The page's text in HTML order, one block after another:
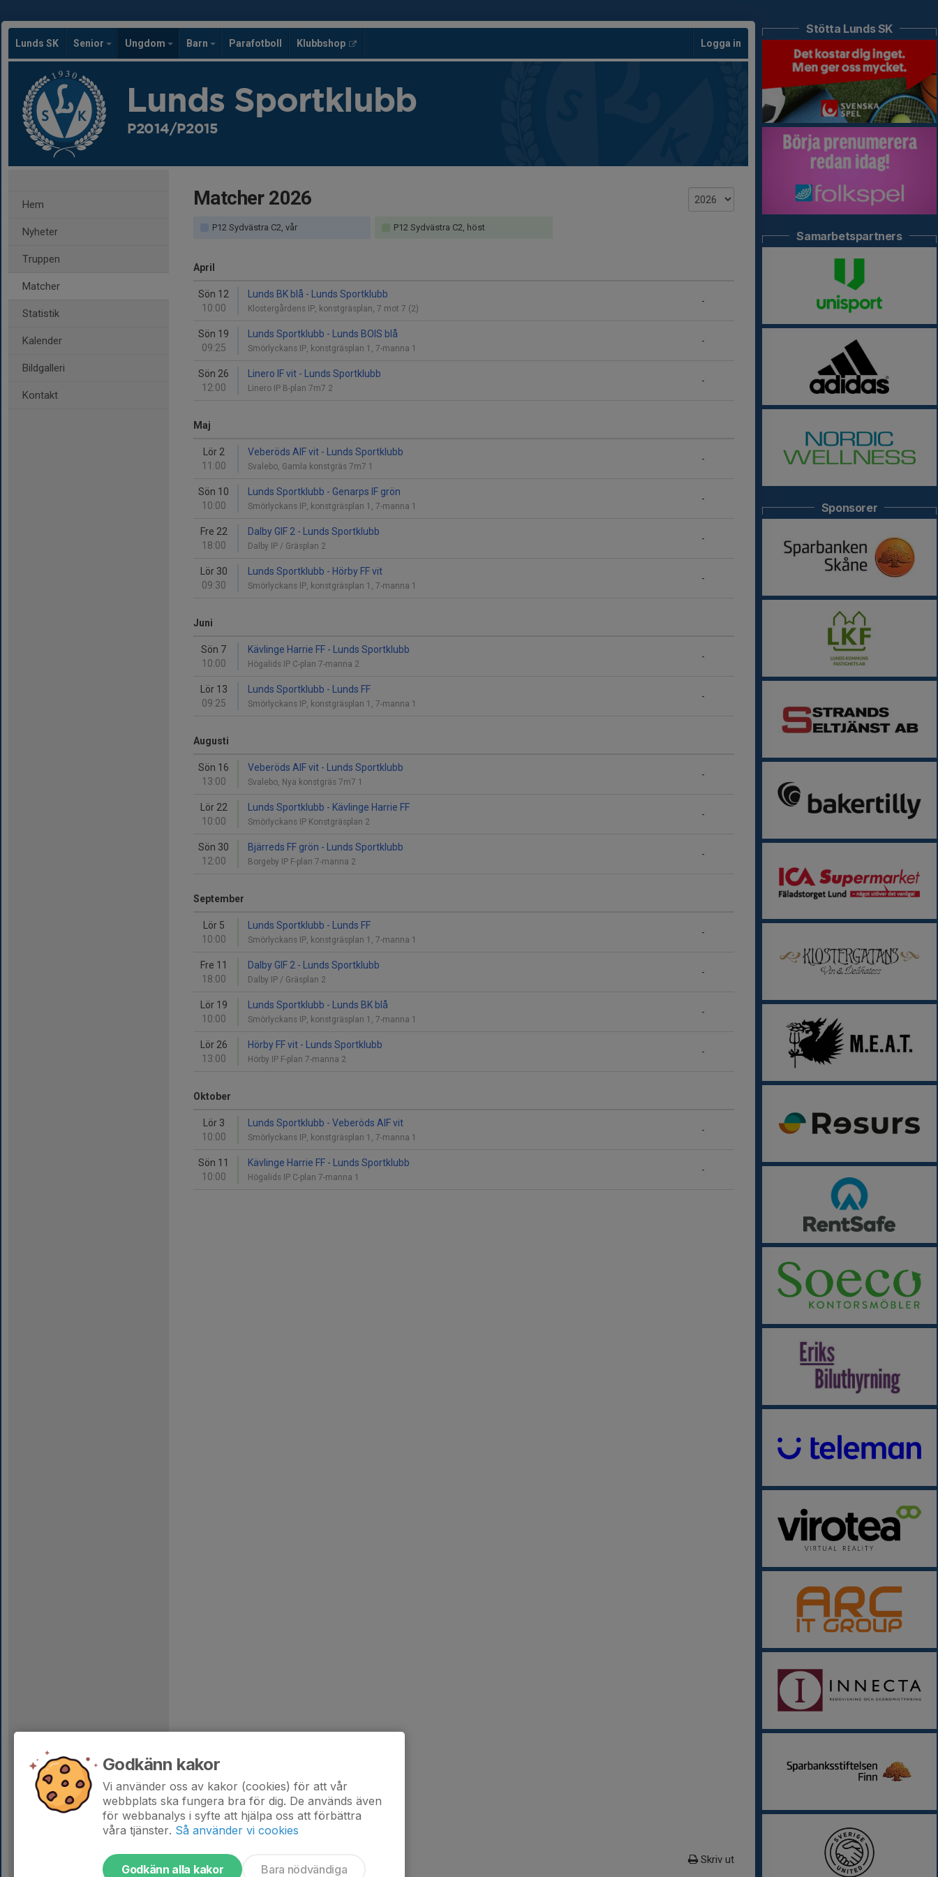
Lunds SK Senior Ungdom Barn Parafotboll Klubbshop Logga in
Lunds Sportklubb
P2014/P2015
Hem
Nyheter
Truppen
Matcher
Statistik
Kalender
Bildgalleri
Kontakt
Matcher 2026
P12 Sydvästra C2, vår P12 Sydvästra C2, höst
April
Sön 12
10:00
-
Lunds BK blå - Lunds Sportklubb
Klostergårdens IP, konstgräsplan, 7 mot 7 (2)
Sön 19
09:25
-
Lunds Sportklubb - Lunds BOIS blå
Smörlyckans IP, konstgräsplan 1, 7-manna 1
Sön 26
12:00
-
Linero IF vit - Lunds Sportklubb
Linero IP B-plan 7m7 2
Maj
Lör 2
11:00
-
Veberöds AIF vit - Lunds Sportklubb
Svalebo, Gamla konstgräs 7m7 1
Sön 10
10:00
-
Lunds Sportklubb - Genarps IF grön
Smörlyckans IP, konstgräsplan 1, 7-manna 1
Fre 22
18:00
-
Dalby GIF 2 - Lunds Sportklubb
Dalby IP / Gräsplan 2
Lör 30
09:30
-
Lunds Sportklubb - Hörby FF vit
Smörlyckans IP, konstgräsplan 1, 7-manna 1
Juni
Sön 7
10:00
-
Kävlinge Harrie FF - Lunds Sportklubb
Högalids IP C-plan 7-manna 2
Lör 13
09:25
-
Lunds Sportklubb - Lunds FF
Smörlyckans IP, konstgräsplan 1, 7-manna 1
Augusti
Sön 16
13:00
-
Veberöds AIF vit - Lunds Sportklubb
Svalebo, Nya konstgräs 7m7 1
Lör 22
10:00
-
Lunds Sportklubb - Kävlinge Harrie FF
Smörlyckans IP Konstgräsplan 2
Sön 30
12:00
-
Bjärreds FF grön - Lunds Sportklubb
Borgeby IP F-plan 7-manna 2
September
Lör 5
10:00
-
Lunds Sportklubb - Lunds FF
Smörlyckans IP, konstgräsplan 1, 7-manna 1
Fre 11
18:00
-
Dalby GIF 2 - Lunds Sportklubb
Dalby IP / Gräsplan 2
Lör 19
10:00
-
Lunds Sportklubb - Lunds BK blå
Smörlyckans IP, konstgräsplan 1, 7-manna 1
Lör 26
13:00
-
Hörby FF vit - Lunds Sportklubb
Hörby IP F-plan 7-manna 2
Oktober
Lör 3
10:00
-
Lunds Sportklubb - Veberöds AIF vit
Smörlyckans IP, konstgräsplan 1, 7-manna 1
Sön 11
10:00
-
Kävlinge Harrie FF - Lunds Sportklubb
Högalids IP C-plan 7-manna 1
Skriv ut
Stötta Lunds SK
Samarbetspartners
Sponsorer
Godkänn kakor
Vi använder oss av kakor (cookies) för att vår
webbplats ska fungera bra för dig. De används även
för webbanalys i syfte att hjälpa oss att förbättra
våra tjänster. Så använder vi cookies
Godkänn alla kakor Bara nödvändiga